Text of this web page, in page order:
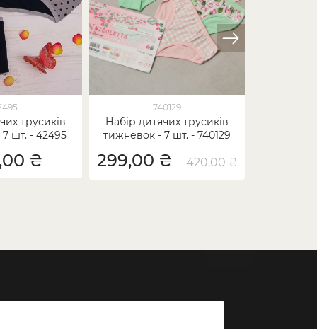
трусиків
шт. - 42495
₴
740129
Набір дитячих трусиків
тижневок - 7 шт. - 740129
299,00 ₴ 420,00 ₴